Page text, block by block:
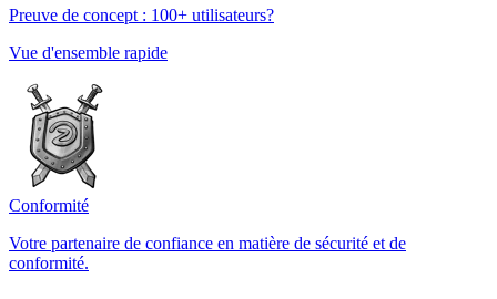
Preuve de concept : 100+ utilisateurs?
Vue d'ensemble rapide
Conformité
Votre partenaire de confiance en matière de sécurité et de
conformité.